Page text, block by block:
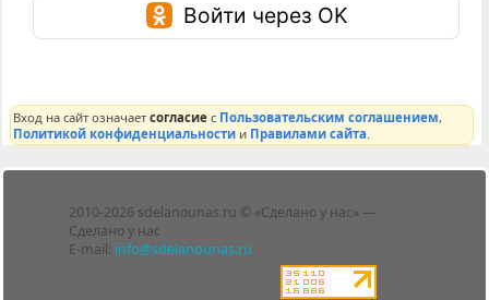
Войти через OK
Вход на сайт означаетсогласие с Пользовательским соглашением,
Политикой конфиденциальности и Правилами сайта
2010-2026 sdelanounas.ru © «Сделано у нас» —
Сделано у нас
E-mail: info@sdelanounas.ru
Блоги
Люди
Политика